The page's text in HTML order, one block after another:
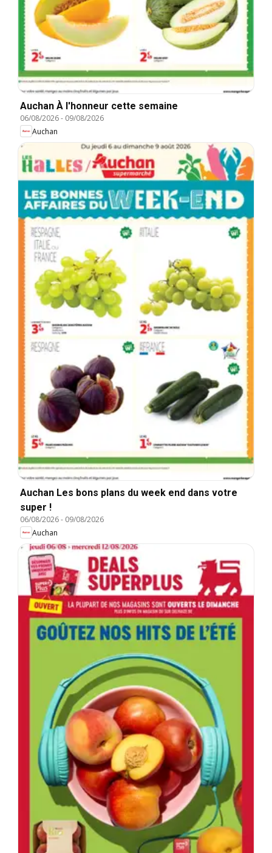
Auchan À l'honneur cette semaine
06/08/2026- 09/08/2026
Auchan
Auchan Les bons plans du week end dans votre
super !
06/08/2026- 09/08/2026
Auchan